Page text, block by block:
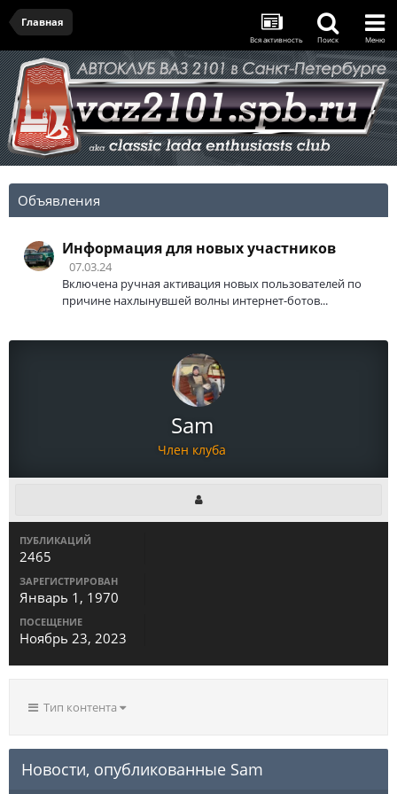
Главная
Вся активность Поиск Меню
Объявления
Информация для новых участников
07.03.24
Включена ручная активация новых пользователей по
причине нахлынувшей волны интернет-ботов...
Sam
Член клуба
ПУБЛИКАЦИЙ
2465
ЗАРЕГИСТРИРОВАН
Январь 1, 1970
ПОСЕЩЕНИЕ
Ноябрь 23, 2023
Тип контента
Новости, опубликованные Sam